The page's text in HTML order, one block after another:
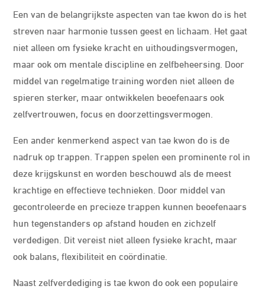
Een van de belangrijkste aspecten van tae kwon do is het
streven naar harmonie tussen geest en lichaam. Het gaat
niet alleen om fysieke kracht en uithoudingsvermogen,
maar ook om mentale discipline en zelfbeheersing. Door
middel van regelmatige training worden niet alleen de
spieren sterker, maar ontwikkelen beoefenaars ook
zelfvertrouwen, focus en doorzettingsvermogen.
Een ander kenmerkend aspect van tae kwon do is de
nadruk op trappen. Trappen spelen een prominente rol in
deze krijgskunst en worden beschouwd als de meest
krachtige en effectieve technieken. Door middel van
gecontroleerde en precieze trappen kunnen beoefenaars
hun tegenstanders op afstand houden en zichzelf
verdedigen. Dit vereist niet alleen fysieke kracht, maar
ook balans, flexibiliteit en coördinatie.
Naast zelfverdediging is tae kwon do ook een populaire